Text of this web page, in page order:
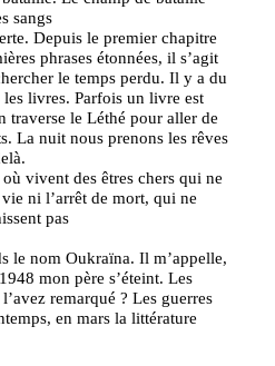
sangs
Depuis le premier chapitre
phrases étonnées, il s’agit
le temps perdu. Il y a du
livres. Parfois un livre est
traverse le Léthé pour aller de
La nuit nous prenons les rêves
vivent des êtres chers qui ne
ni l’arrêt de mort, qui ne
pas
le nom Oukraïna. Il m’appelle,
mon père s’éteint. Les
remarqué ? Les guerres
en mars la littérature